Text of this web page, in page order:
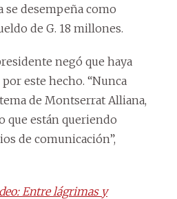
se desempeña como
de G. 18 millones.
negó que haya
este hecho. “Nunca
de Montserrat Alliana,
que están queriendo
de comunicación”,
Entre lágrimas y